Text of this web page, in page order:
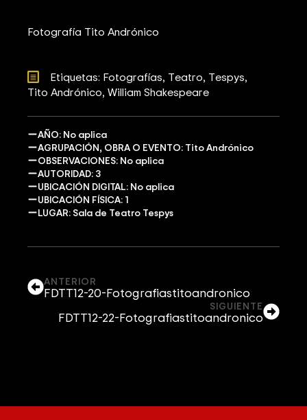
Fotografía Tito Andrónico
Etiquetas: Fotografías Teatro Tespys
Tito Andrónico William Shakespeare
AÑO: No aplica
AGRUPACIÓN, OBRA O EVENTO: Tito Andrónico
OBSERVACIONES: No aplica
AUTORIDAD: 3
UBICACIÓN DIGITAL: No aplica
UBICACIÓN FÍSICA: 1
LUGAR: Sala de Teatro Tespys
ANTERIOR
FDTT12-20-Fotografiastitoandronico
SIGUIENTE
FDTT12-22-Fotografiastitoandronico